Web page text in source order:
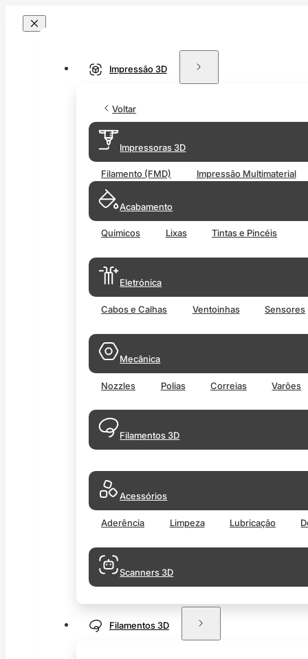
Impressão 3D
Voltar
Impressoras 3D
Filamento (FMD) Impressão Multimaterial
Acabamento
Químicos Lixas Tintas e Pincéis
Eletrónica
Cabos e Calhas Ventoinhas Sensores
Mecânica
Nozzles Polias Correias Varões
Filamentos 3D
Acessórios
Aderência Limpeza Lubricação
Scanners 3D
Filamentos 3D